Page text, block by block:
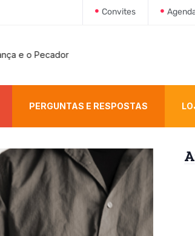
Convites
e o Pecador
PERGUNTAS E RESPOSTAS